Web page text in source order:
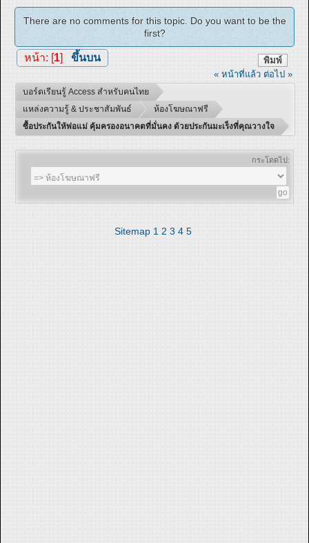
There are no comments for this topic. Do you want to be the
first?
พิมพ์
หน้า: [1] ขึ้นบน
« หน้าที่แล้ว ต่อไป »
บอร์ดเรียนรู้ Access สำหรับคนไทย
แหล่งความรู้ & ประชาสัมพันธ์
ห้องโฆษณาฟรี
ซื้อประกันให้พ่อแม่ คุ้มครองอนาคตที่มั่นคง ด้วยประกันมะเร็งที่คุณวางใจ
กระโดดไป:
Sitemap 1 2 3 4 5